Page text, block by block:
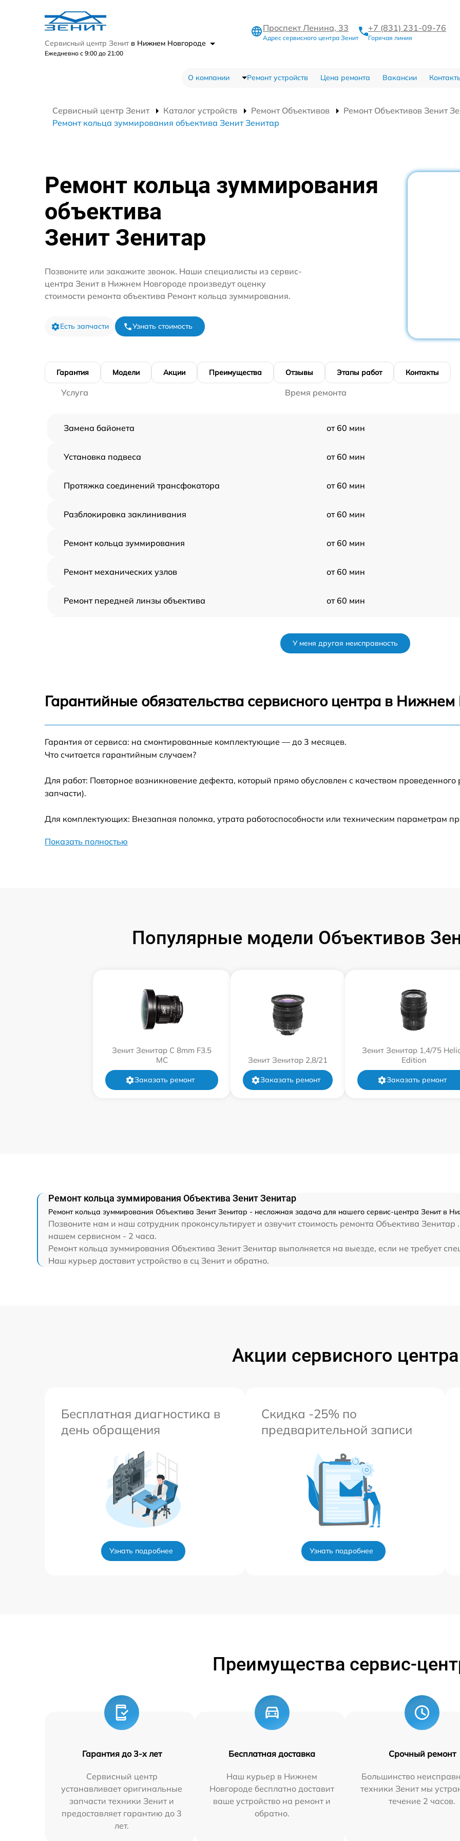
Сервисный центр Зенит в Нижнем Новгороде
Ежедневно с 9:00 до 21:00
Проспект Ленина, 33
Адрес сервисного центра Зенит
+7 (831) 231-09-76
Горячая линия
О компании Ремонт устройств Цена ремонта Вакансии
Сервисный центр Зенит Каталог устройств Ремонт Объективов
Ремонт Объективов Зенит
Ремонт кольца зуммирования объектива Зенит Зенитар
Ремонт кольца зуммирования
объектива
Зенит Зенитар
Позвоните или закажите звонок. Наши специалисты из сервис-
центра Зенит в Нижнем Новгороде произведут оценку
стоимости ремонта объектива Ремонт кольца зуммирования.
Есть запчасти Узнать стоимость
Гарантия Модели Акции Преимущества Отзывы Этапы работ Контакты
Услуга Время ремонта
Замена байонета от 60 мин
Установка подвеса от 60 мин
Протяжка соединений трансфокатора от 60 мин
Разблокировка заклинивания от 60 мин
Ремонт кольца зуммирования от 60 мин
Ремонт механических узлов от 60 мин
Ремонт передней линзы объектива от 60 мин
от 60 мин
Ремонт узла автофокуса от 60 мин
Замена электронной платы от 60 мин
Восстановление после попадания влаги
Восстановление узла фокусировки от 60 мин
У меня другая неисправность
Гарантийные обязательства сервисного центра в
Гарантия от сервиса: на смонтированные комплектующие — до 3 месяцев.
Что считается гарантийным случаем?
Для работ: Повторное возникновение дефекта, который прямо обусловлен с качеством
запчасти).
Для комплектующих: Внезапная поломка, утрата работоспособности или техническим параметрам
Показать полностью
Популярные модели Объективов
Зенит Зенитар C 8mm F3.5
МС
Заказать ремонт
Зенит Зенитар 2,8/21
Заказать ремонт
Зенит Зенитар 1,4/75
Edition
Заказать ремонт
Ремонт кольца зуммирования Объектива Зенит Зенитар
Ремонт кольца зуммирования Объектива Зенит Зенитар - несложная задача для нашего сервис-центра Зенит в
Позвоните нам и наш сотрудник проконсультирует и озвучит стоимость ремонта Объектива
нашем сервисном - 2 часа.
Ремонт кольца зуммирования Объектива Зенит Зенитар выполняется на выезде, если не требует
Наш курьер доставит устройство в сц Зенит и обратно.
Акции сервисного центра
Бесплатная диагностика в
день обращения
Узнать подробнее
Скидка -25% по
предварительной записи
Узнать подробнее
Преимущества сервис-
Гарантия до 3-х лет
Сервисный центр
устанавливает оригинальные
запчасти техники Зенит и
предоставляет гарантию до 3
лет.
Бесплатная доставка
Наш курьер в Нижнем
Новгороде бесплатно доставит
ваше устройство на ремонт и
обратно.
Срочный ремонт
Большинство
техники Зенит мы
течение 2 часов.